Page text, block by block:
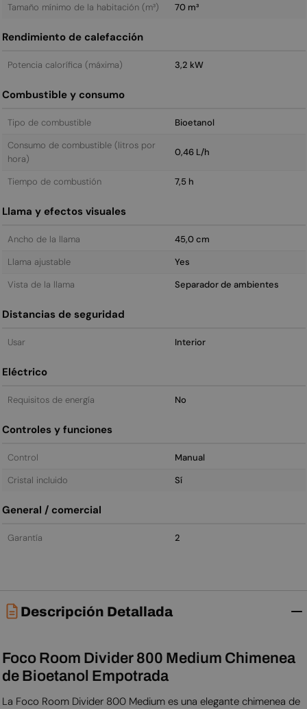
Tamaño mínimo de la habitación (m³)
70 m³
Rendimiento de calefacción
Potencia calorífica (máxima) 3,2 kW
Combustible y consumo
Tipo de combustible
Bioetanol
Consumo de combustible (litros por
hora)
0,46 L/h
Tiempo de combustión 7,5 h
Llama y efectos visuales
Ancho de la llama
45,0 cm
Llama ajustable
Yes
Vista de la llama
Separador de ambientes
Distancias de seguridad
Usar Interior
Eléctrico
Requisitos de energía No
Controles y funciones
Control
Manual
Cristal incluido
Sí
General / comercial
Garantía 2
Descripción Detallada
Foco Room Divider 800 Medium Chimenea
de Bioetanol Empotrada
La Foco Room Divider 800 Medium es una elegante chimenea de